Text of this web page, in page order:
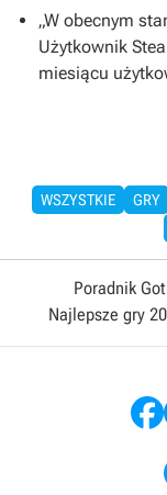
„W obecnym
Użytkownik
miesiącu
WSZYSTKIE GRY
Poradnik
Najlepsze gry